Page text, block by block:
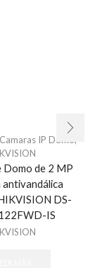
Camaras IP Domo,
Domo de 2 MP
antivandálica
DS-
IS